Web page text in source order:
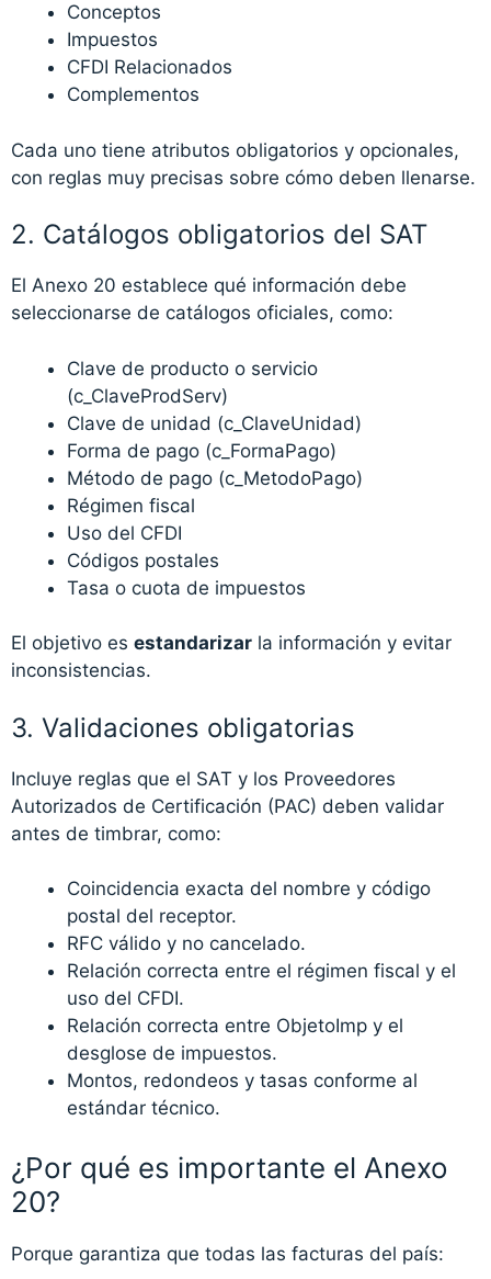
Conceptos
Impuestos
CFDI Relacionados
Complementos
Cada uno tiene atributos obligatorios y opcionales,
con reglas muy precisas sobre cómo deben llenarse.
2. Catálogos obligatorios del SAT
El Anexo 20 establece qué información debe
seleccionarse de catálogos oficiales, como:
Clave de producto o servicio
(c_ClaveProdServ)
Clave de unidad (c_ClaveUnidad)
Forma de pago (c_FormaPago)
Método de pago (c_MetodoPago)
Régimen fiscal
Uso del CFDI
Códigos postales
Tasa o cuota de impuestos
El objetivo esestandarizar la información y evitar
inconsistencias.
3. Validaciones obligatorias
Incluye reglas que el SAT y los Proveedores
Autorizados de Certificación (PAC) deben validar
antes de timbrar, como:
Coincidencia exacta del nombre y código
postal del receptor.
RFC válido y no cancelado.
Relación correcta entre el régimen fiscal y el
uso del CFDI.
Relación correcta entre ObjetoImp y el
desglose de impuestos.
Montos, redondeos y tasas conforme al
estándar técnico.
¿Por qué es importante el Anexo
20?
Porque garantiza que todas las facturas del país: